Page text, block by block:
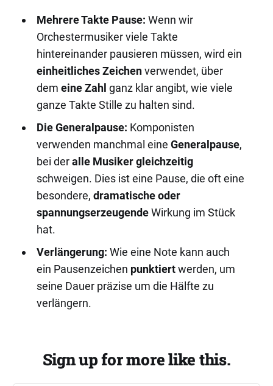
Mehrere Takte Pause: Wenn wir
Orchestermusiker viele Takte
hintereinander pausieren müssen, wird ein
einheitliches Zeichenverwendet, über
dem eine Zahl ganz klar angibt, wie viele
ganze Takte Stille zu halten sind.
Die Generalpause: Komponisten
verwenden manchmal eine Generalpause,
bei deralle Musiker gleichzeitig
schweigen. Dies ist eine Pause, die oft eine
besondere, dramatische oder
spannungserzeugendeWirkung im Stück
hat.
Verlängerung: Wie eine Note kann auch
ein Pausenzeichen punktiertwerden, um
seine Dauer präzise um die Hälfte zu
verlängern.
Sign up for more like this.